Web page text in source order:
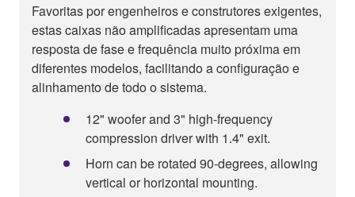
Favoritas por engenheiros e construtores exigentes,
estas caixas não amplificadas apresentam uma
resposta de fase e frequência muito próxima em
diferentes modelos, facilitando a configuração e
alinhamento de todo o sistema.
12" woofer and 3" high-frequency
compression driver with 1.4" exit.
Horn can be rotated 90-degrees, allowing
vertical or horizontal mounting.